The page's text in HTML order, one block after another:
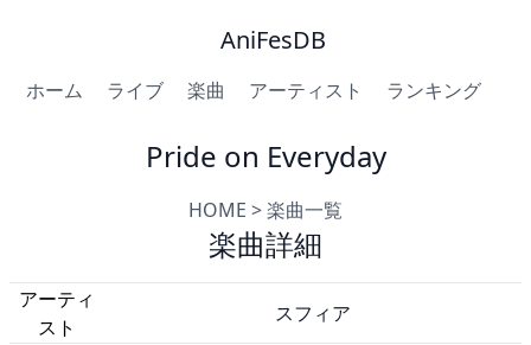
AniFesDB
ホーム ライブ 楽曲 アーティスト ランキング
Pride on Everyday
HOME >楽曲一覧
楽曲詳細
アーティ
スト
スフィア